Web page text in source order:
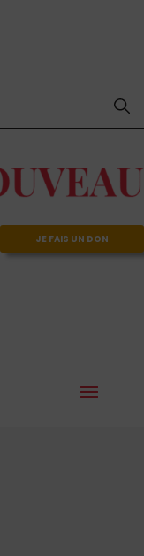
JE FAIS UN DON